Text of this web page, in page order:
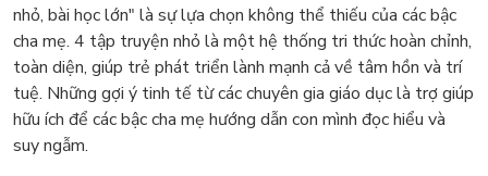
nhỏ, bài học lớn" là sự lựa chọn không thể thiếu của các bậc
cha mẹ. 4 tập truyện nhỏ là một hệ thống tri thức hoàn chỉnh,
toàn diện, giúp trẻ phát triển lành mạnh cả về tâm hồn và trí
tuệ. Những gợi ý tinh tế từ các chuyên gia giáo dục là trợ giúp
hữu ích để các bậc cha mẹ hướng dẫn con mình đọc hiểu và
suy ngẫm.